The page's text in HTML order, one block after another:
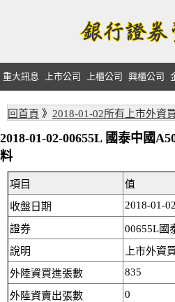
重大訊息 上市公司 上櫃公司 興櫃公司
回首頁 》 2018-01-02所有上市外資
2018-01-02-00655L 國泰中國
料
項目
值
收盤日期
2018-01-02
證券
00655L國
說明
上市外資
外陸資買進張數
835
外陸資賣出張數 0